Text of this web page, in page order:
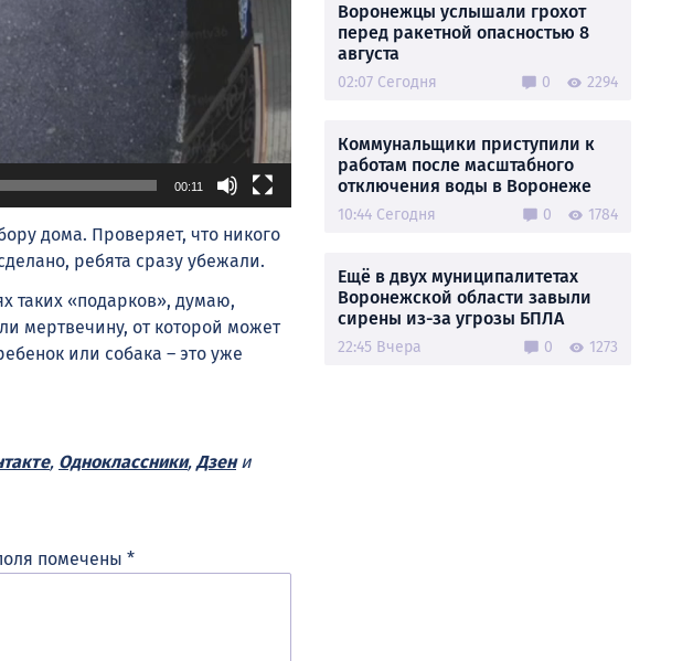
00:11
дома. Проверяет, что никого
ребята сразу убежали.
таких «подарков», думаю,
мертвечину, от которой может
или собака – это уже
, Одноклассники, Дзени
помечены *
Воронежцы услышали грохот
перед ракетной опасностью 8
августа
02:07 Сегодня 0 2294
Коммунальщики приступили к
работам после масштабного
отключения воды в Воронеже
10:44 Сегодня 0 1784
Ещё в двух муниципалитетах
Воронежской области завыли
сирены из-за угрозы БПЛА
22:45 Вчера 0 1273